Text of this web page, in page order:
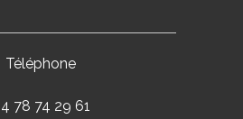
Téléphone
78 74 29 61